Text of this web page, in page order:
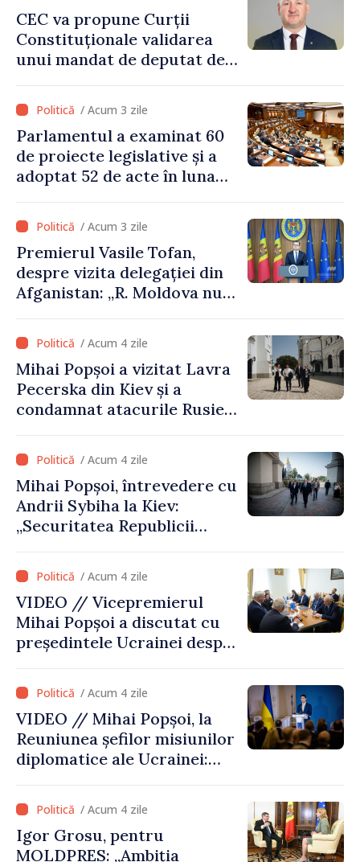
CEC va propune Curții
Constituționale validarea
unui mandat de deputat de
/ Acum 3 zile
Parlamentul a examinat 60
de proiecte legislative și a
adoptat 52 de acte în luna
/ Acum 3 zile
Premierul Vasile Tofan,
despre vizita delegației din
Afganistan: „R. Moldova nu
talibană. Aprobarea acestei
vizite a fost o eroare de
evaluare și de coordonare
instituțională”
/ Acum 4 zile
Mihai Popșoi a vizitat Lavra
Pecerska din Kiev și a
condamnat atacurile Rusiei
cultural al Ucrainei
/ Acum 4 zile
Mihai Popșoi, întrevedere cu
Andrii Sybiha la Kiev:
„Securitatea Republicii
de securitatea Ucrainei”
/ Acum 4 zile
VIDEO // Vicepremierul
Mihai Popșoi a discutat cu
președintele Ucrainei despre
hidrologice din bazinul
râului Nistru și proiecte
comune în infrastructură și
energie
/ Acum 4 zile
VIDEO // Mihai Popșoi, la
Reuniunea șefilor misiunilor
diplomatice ale Ucrainei:
alegerea. Ne-am alăturat
Ucrainei”/ Acum 4 zile
Igor Grosu, pentru
MOLDPRES: „Ambiția